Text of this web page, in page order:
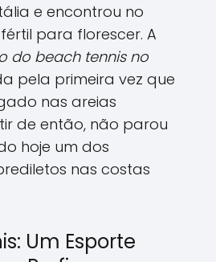
e encontrou no
para florescer. A
do beach tennis no
pela primeira vez que
nas areias
de então, não parou
hoje um dos
nas costas
Um Esporte